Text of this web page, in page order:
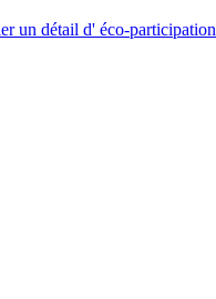
un détail d' éco-participation